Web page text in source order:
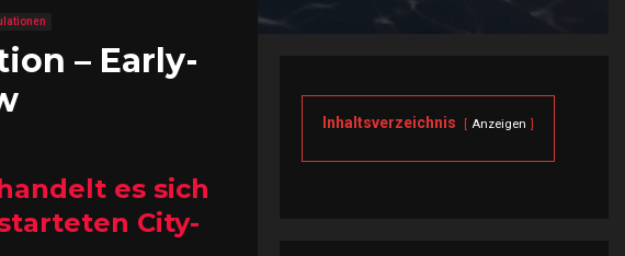
– Early-
es sich
City-
Inhaltsverzeichnis Anzeigen